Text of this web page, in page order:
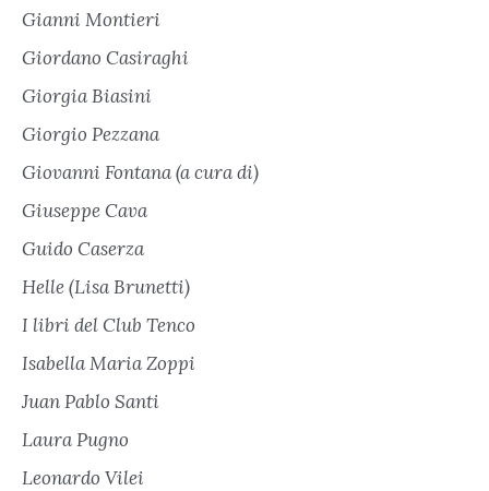
Gianni Montieri
Giordano Casiraghi
Giorgia Biasini
Giorgio Pezzana
Giovanni Fontana (a cura di)
Giuseppe Cava
Guido Caserza
Helle (Lisa Brunetti)
I libri del Club Tenco
Isabella Maria Zoppi
Juan Pablo Santi
Laura Pugno
Leonardo Vilei